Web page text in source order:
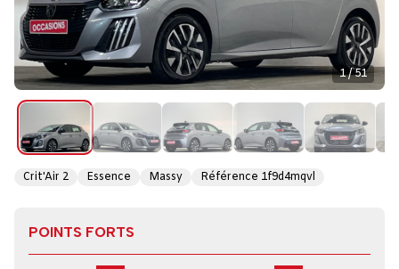
1 / 51
Crit'Air 2 Essence Massy Référence 1f9d4mqvl
POINTS FORTS